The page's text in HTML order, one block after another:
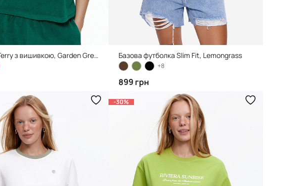
Футболка Terry з вишивкою, Garden Green Базова футболка Slim Fit, Lemongrass
+8
899 грн
-30%